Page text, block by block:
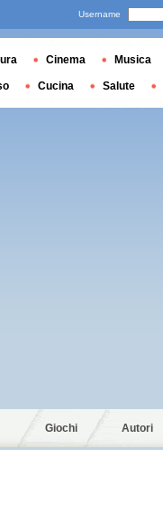
Giochi Autori
Username
Cinema Musica
Cucina Salute